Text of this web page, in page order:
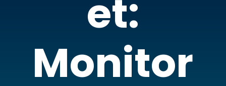
et:
Monitor